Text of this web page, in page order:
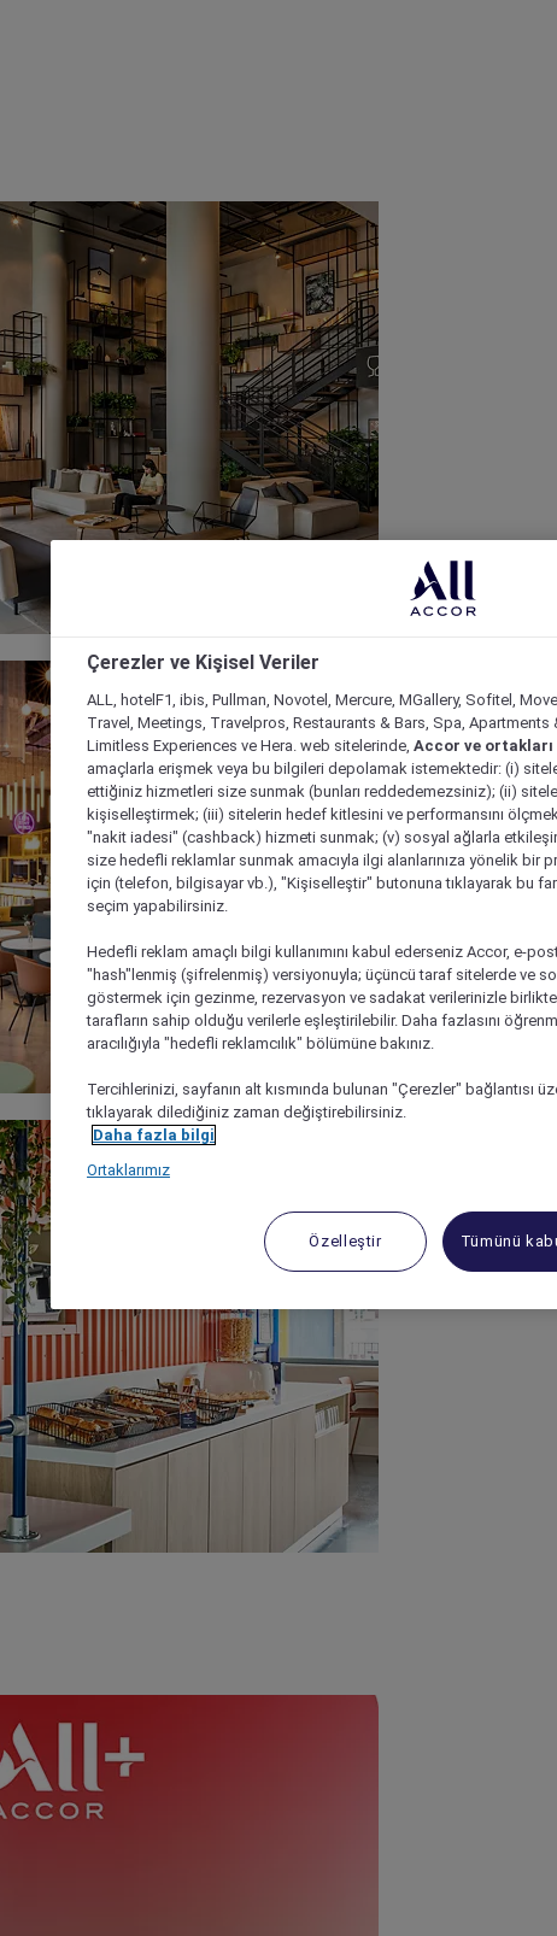
Çerezler ve Kişisel Veriler
ALL, hotelF1, ibis, Pullman, Novotel, Mercure, MGallery, Sofitel,
Travel, Meetings, Travelpros, Restaurants & Bars, Spa, Apartments
Limitless Experiences ve Hera. web sitelerinde, Accor ve ortakları
amaçlarla erişmek veya bu bilgileri depolamak istemektedir: (i)
ettiğiniz hizmetleri size sunmak (bunları reddedemezsiniz); (ii)
kişiselleştirmek; (iii) sitelerin hedef kitlesini ve performansını
"nakit iadesi" (cashback) hizmeti sunmak; (v) sosyal ağlarla
size hedefli reklamlar sunmak amacıyla ilgi alanlarınıza yönelik bir
için (telefon, bilgisayar vb.), "Kişiselleştir" butonuna tıklayarak bu
seçim yapabilirsiniz.
Hedefli reklam amaçlı bilgi kullanımını kabul ederseniz Accor, e-
"hash"lenmiş (şifrelenmiş) versiyonuyla; üçüncü taraf sitelerde ve
göstermek için gezinme, rezervasyon ve sadakat verilerinizle
tarafların sahip olduğu verilerle eşleştirilebilir. Daha fazlasını
aracılığıyla "hedefli reklamcılık" bölümüne bakınız.
Tercihlerinizi, sayfanın alt kısmında bulunan "Çerezler" bağlantısı
tıklayarak dilediğiniz zaman değiştirebilirsiniz.
Daha fazla bilgi
Ortaklarımız
Özelleştir Tümünü